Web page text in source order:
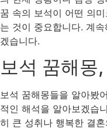
꿈 속의 보석이 어떤 의
는 것이 중요합니다. 계
겠습니다.
보석 꿈해몽
보석 꿈해몽들을 알아봤
적인 해석을 알아보겠습
히 큰 성취나 행복한 결